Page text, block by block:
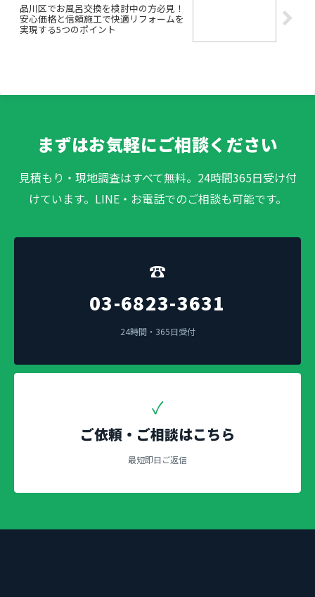
品川区でお風呂交換を検討中の方必見！
安心価格と信頼施工で快適リフォームを
実現する5つのポイント
まずはお気軽にご相談ください
見積もり・現地調査はすべて無料。24時間365日受け付
けています。LINE・お電話でのご相談も可能です。
☎
03-6823-3631
24時間・365日受付
✓
ご依頼・ご相談はこちら
最短即日ご返信